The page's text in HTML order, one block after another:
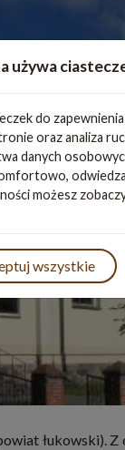
używa
do
oraz analiza
danych
możesz
wszystkie
łukowski). Z